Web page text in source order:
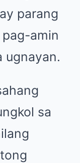
parang
amin
ugnayan.
sa